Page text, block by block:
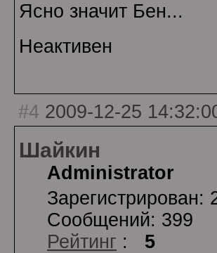
Ясно значит Бен...
Неактивен
#4 2009-12-25
Шайкин
Administrator
Зарегистрирован:
Сообщений: 399
Рейтинг : 5